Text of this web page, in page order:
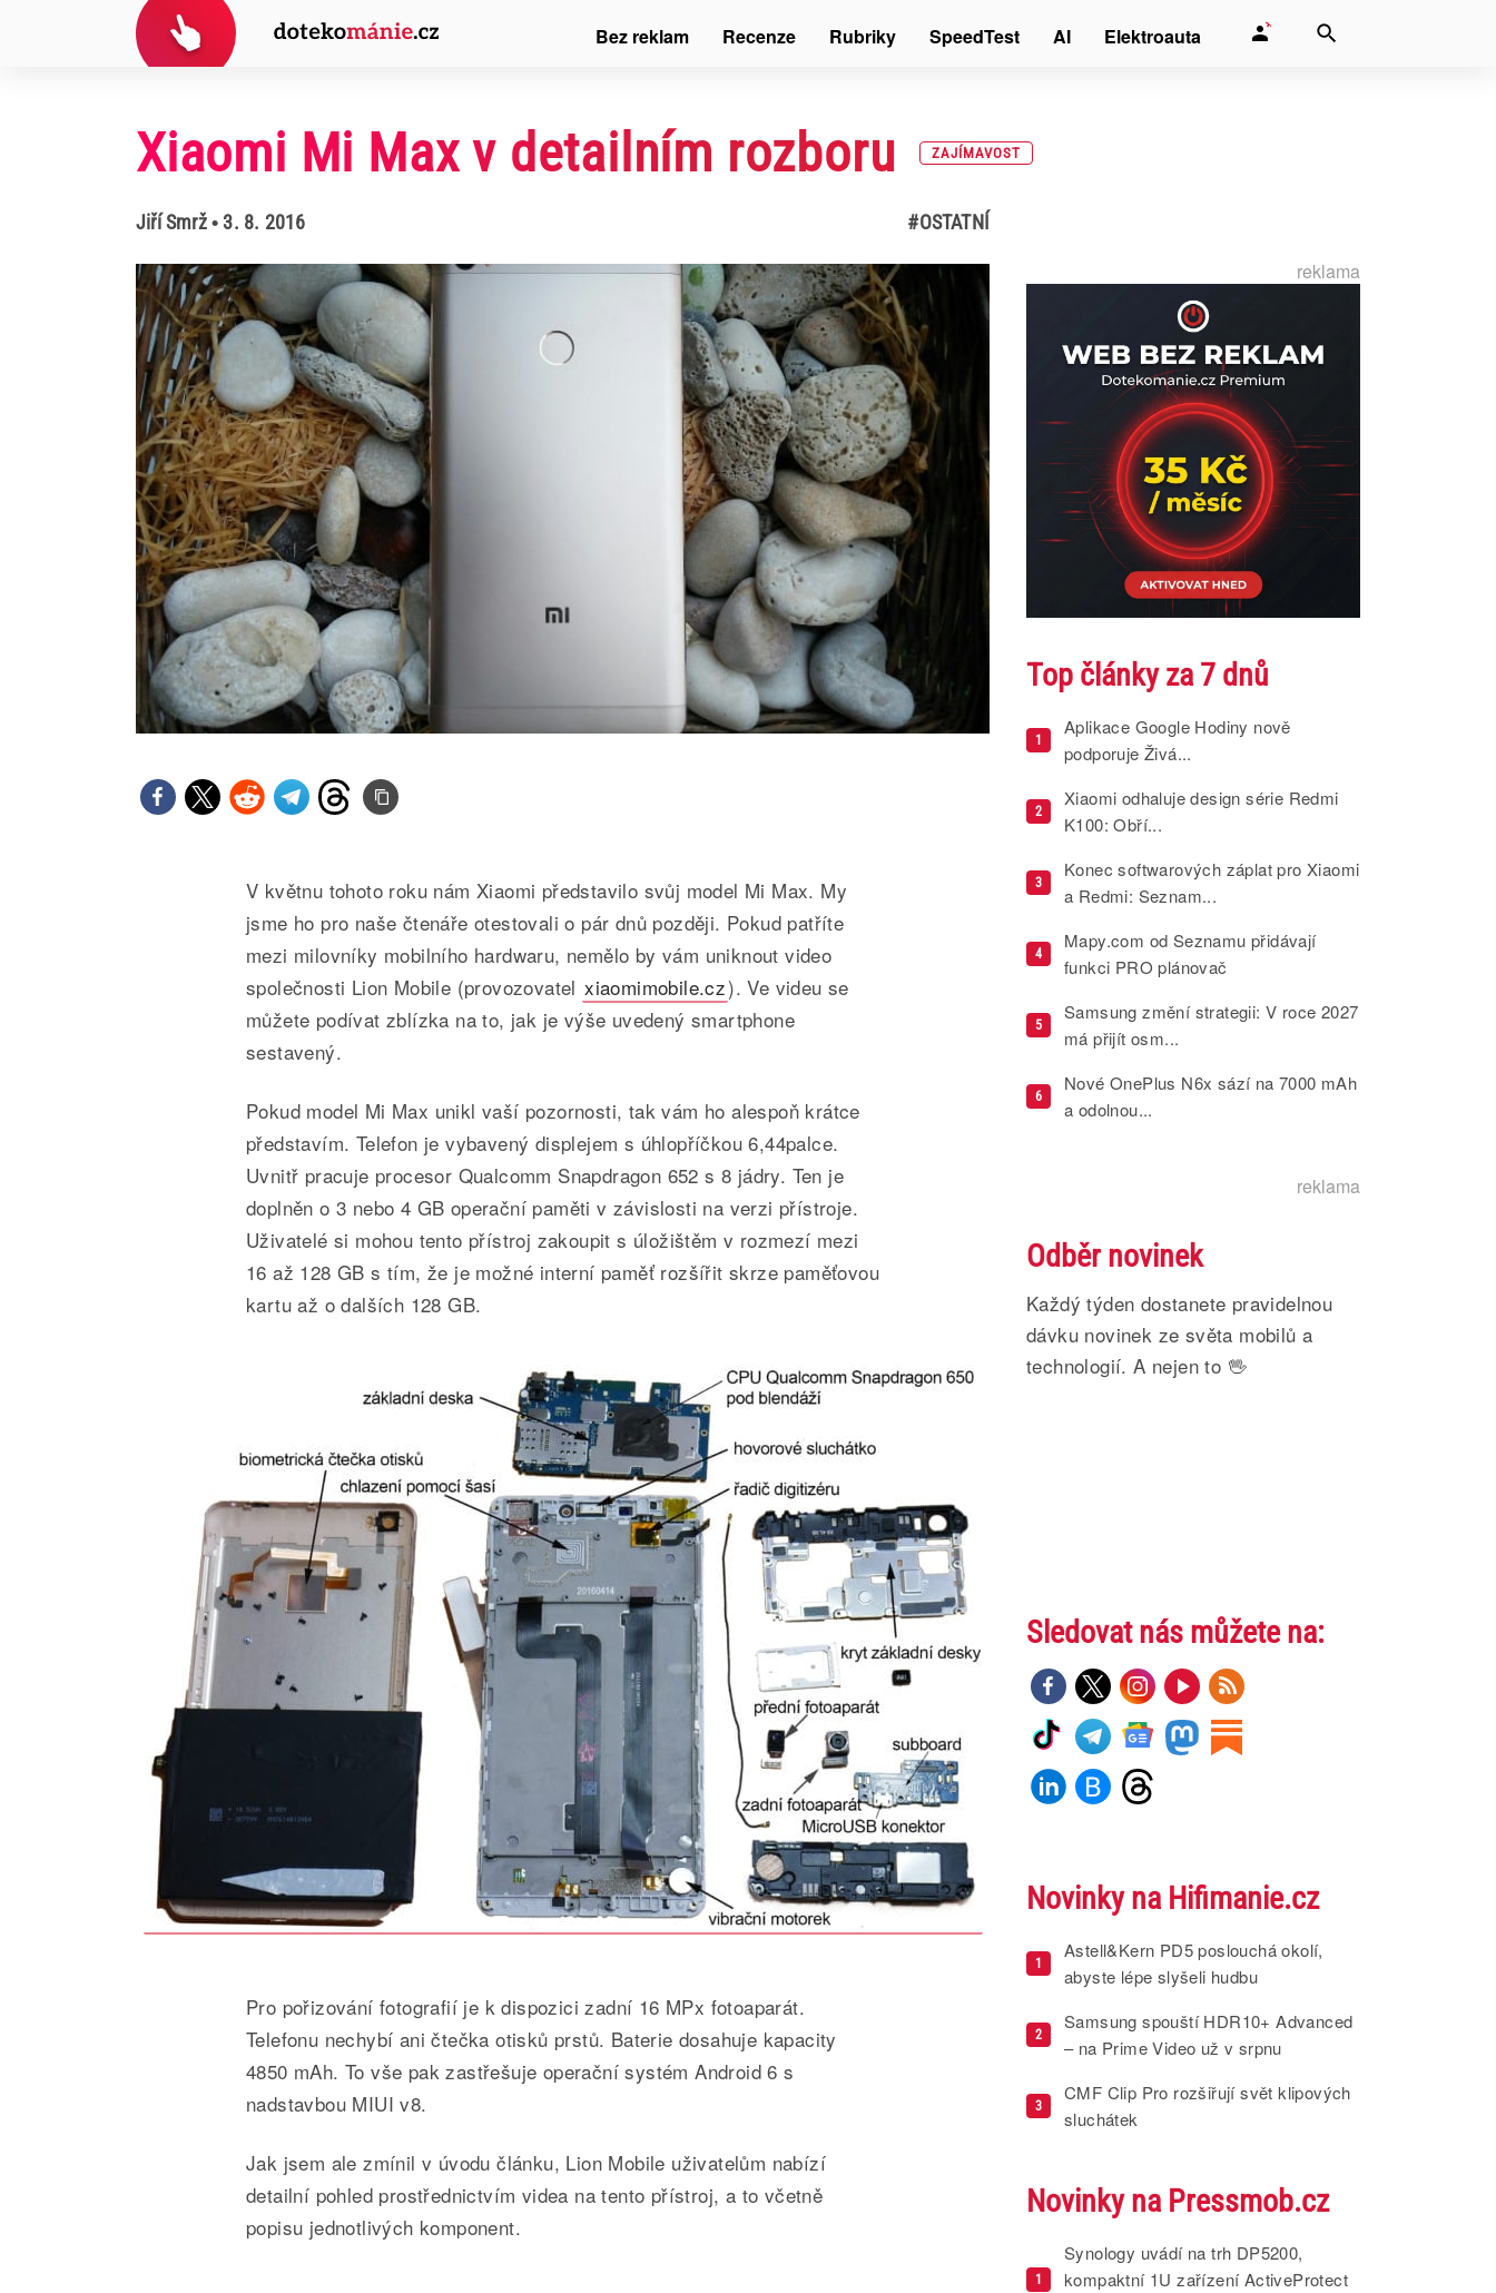
Xiaomi Mi Max v detailním rozboru ZAJÍMAVOST
Jiří Smrž• 3. 8. 2016 #OSTATNÍ
V květnu tohoto roku nám Xiaomi představilo svůj model Mi Max. My
jsme ho pro naše čtenáře otestovali o pár dnů později. Pokud patříte
mezi milovníky mobilního hardwaru, nemělo by vám uniknout video
společnosti Lion Mobile (provozovatel xiaomimobile.cz). Ve videu se
můžete podívat zblízka na to, jak je výše uvedený smartphone
sestavený.
Pokud model Mi Max unikl vaší pozornosti, tak vám ho alespoň krátce
představím. Telefon je vybavený displejem s úhlopříčkou 6,44palce.
Uvnitř pracuje procesor Qualcomm Snapdragon 652 s 8 jádry. Ten je
doplněn o 3 nebo 4 GB operační paměti v závislosti na verzi přístroje.
Uživatelé si mohou tento přístroj zakoupit s úložištěm v rozmezí mezi
16 až 128 GB s tím, že je možné interní paměť rozšířit skrze paměťovou
kartu až o dalších 128 GB.
Pro pořizování fotografií je k dispozici zadní 16 MPx fotoaparát.
Telefonu nechybí ani čtečka otisků prstů. Baterie dosahuje kapacity
4850 mAh. To vše pak zastřešuje operační systém Android 6 s
nadstavbou MIUI v8.
Jak jsem ale zmínil v úvodu článku, Lion Mobile uživatelům nabízí
detailní pohled prostřednictvím videa na tento přístroj, a to včetně
popisu jednotlivých komponent.
reklama
Top články za 7 dnů
1
Aplikace Google Hodiny nově
podporuje Živá...
2
Xiaomi odhaluje design série Redmi
K100: Obří...
3
Konec softwarových záplat pro Xiaomi
a Redmi: Seznam...
4
Mapy.com od Seznamu přidávají
funkci PRO plánovač
5
Samsung změní strategii: V roce 2027
má přijít osm...
6
Nové OnePlus N6x sází na 7000 mAh
a odolnou...
reklama
Odběr novinek
Každý týden dostanete pravidelnou
dávku novinek ze světa mobilů a
technologií. A nejen to 🖖
Sledovat nás můžete na:
Novinky na Hifimanie.cz
1
Astell&Kern PD5 poslouchá okolí,
abyste lépe slyšeli hudbu
2
Samsung spouští HDR10+ Advanced
– na Prime Video už v srpnu
3
CMF Clip Pro rozšiřují svět klipových
sluchátek
Novinky na Pressmob.cz
1
Synology uvádí na trh DP5200,
kompaktní 1U zařízení ActiveProtect
Bez reklam Recenze Rubriky SpeedTest AI Elektroauta